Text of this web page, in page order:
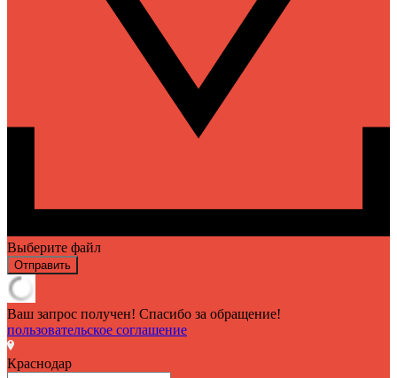
Выберите файл
Отправить
Ваш запрос получен! Спасибо за обращение!
пользовательское соглашение
Краснодар